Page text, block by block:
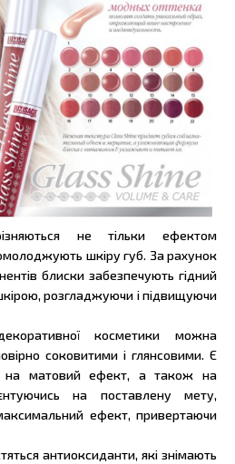
не тільки ефектом
шкіру губ. За рахунок
блиски забезпечують гідний
розгладжуючи і підвищуючи
косметики можна
соковитими і глянсовими. Є
на матовий ефект, а також на
на поставлену мету,
ефект, привертаючи
антиоксиданти, які знімають